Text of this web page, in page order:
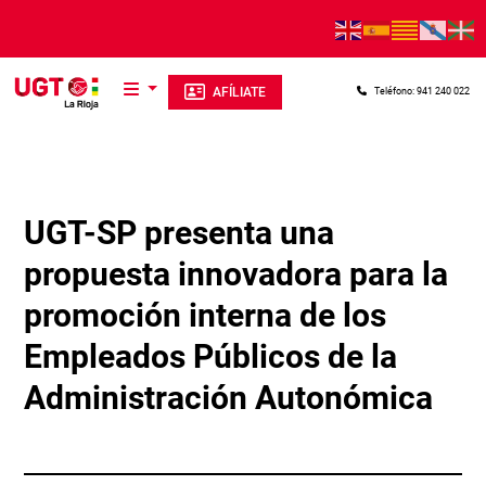
AFÍLIATE Teléfono: 941 240 022
UGT-SP presenta una
propuesta innovadora para la
promoción interna de los
Empleados Públicos de la
Administración Autonómica